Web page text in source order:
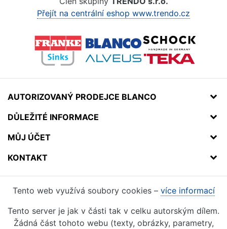
Přejít na centrální eshop www.trendo.cz
AUTORIZOVANÝ PRODEJCE BLANCO
DŮLEŽITÉ INFORMACE
MŮJ ÚČET
KONTAKT
Tento web využívá soubory cookies – více informací
Tento server je jak v části tak v celku autorským dílem.
Žádná část tohoto webu (texty, obrázky, parametry,